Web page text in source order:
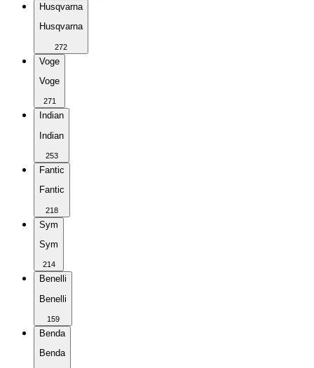
Husqvarna
Husqvarna
272
Voge
Voge
271
Indian
Indian
253
Fantic
Fantic
218
Sym
Sym
214
Benelli
Benelli
159
Benda
Benda